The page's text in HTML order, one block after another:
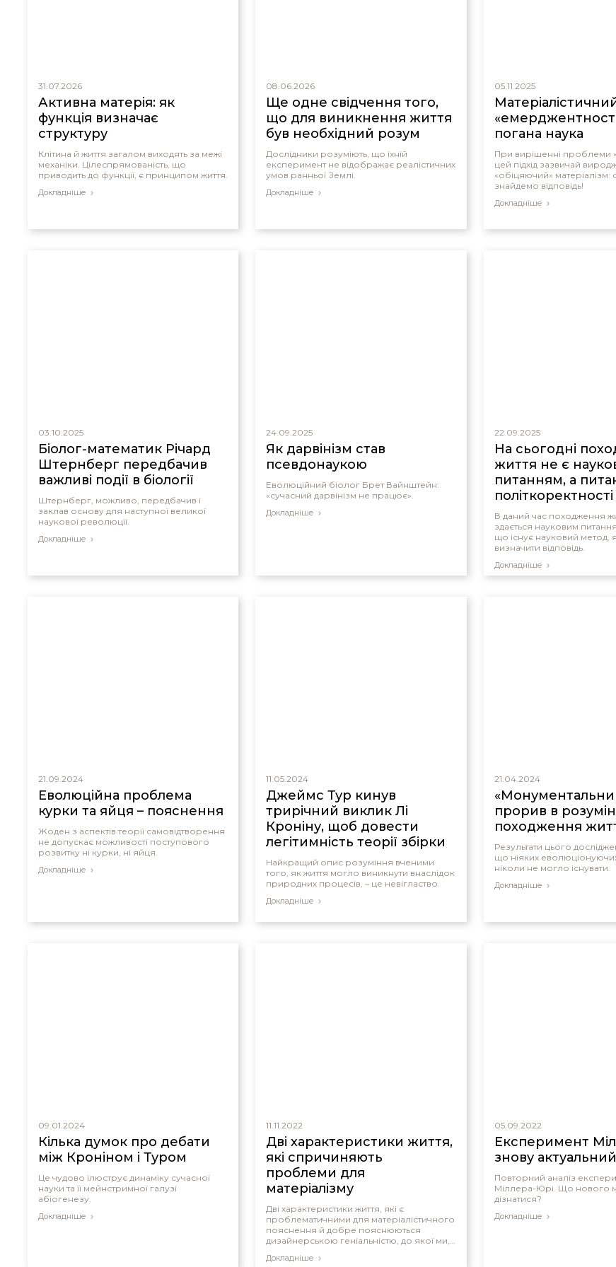
31.07.2026
Активна матерія: як
функція визначає
структуру
Клітина й життя загалом виходять за межі
механіки. Цілеспрямованість, що
приводить до функції, є принципом життя.
Докладніше
08.06.2026
Ще одне свідчення того,
що для виникнення життя
був необхідний розум
Дослідники розуміють, що їхній
експеримент не відображає реалістичних
умов ранньої Землі.
Докладніше
05.11.2025
погана наука
При вирішенні проблеми
цей підхід зазвичай
«обіцяючий»
знайдемо відповідь!
Докладніше
03.10.2025
Біолог-математик Річард
Штернберг передбачив
важливі події в біології
Штернберг, можливо, передбачив і
заклав основу для наступної великої
наукової революції.
Докладніше
24.09.2025
Як дарвінізм став
псевдонаукою
Еволюційний біолог Брет Вайнштейн:
«сучасний дарвінізм не працює».
Докладніше
22.09.2025
На сьогодні
життя не є
питанням, а
політкоректності
В даний час походження
здається науковим
що існує науковий метод,
визначити відповідь.
Докладніше
21.09.2024
Еволюційна проблема
курки та яйця – пояснення
Жоден з аспектів теорії самовідтворення
не допускає можливості поступового
розвитку ні курки, ні яйця.
Докладніше
11.05.2024
Джеймс Тур кинув
трирічний виклик Лі
Кроніну, щоб довести
легітимність теорії збірки
Найкращий опис розуміння вченими
того, як життя могло виникнути внаслідок
природних процесів, – це невігластво.
Докладніше
21.04.2024
прорив в
походження
Результати цього
що ніяких
ніколи не могло існувати.
Докладніше
09.01.2024
Кілька думок про дебати
між Кроніном і Туром
Це чудово ілюструє динаміку сучасної
науки та її мейнстримної галузі
абіогенезу.
Докладніше
11.11.2022
Дві характеристики життя,
які спричиняють
проблеми для
матеріалізму
Дві характеристики життя, які є
проблематичними для матеріалістичного
пояснення й добре пояснюються
дизайнерською геніальністю, до якої ми,
Докладніше
05.09.2022
Експеримент
знову
Повторний аналіз
Міллера-Юрі. Що нового
дізнатися?
Докладніше